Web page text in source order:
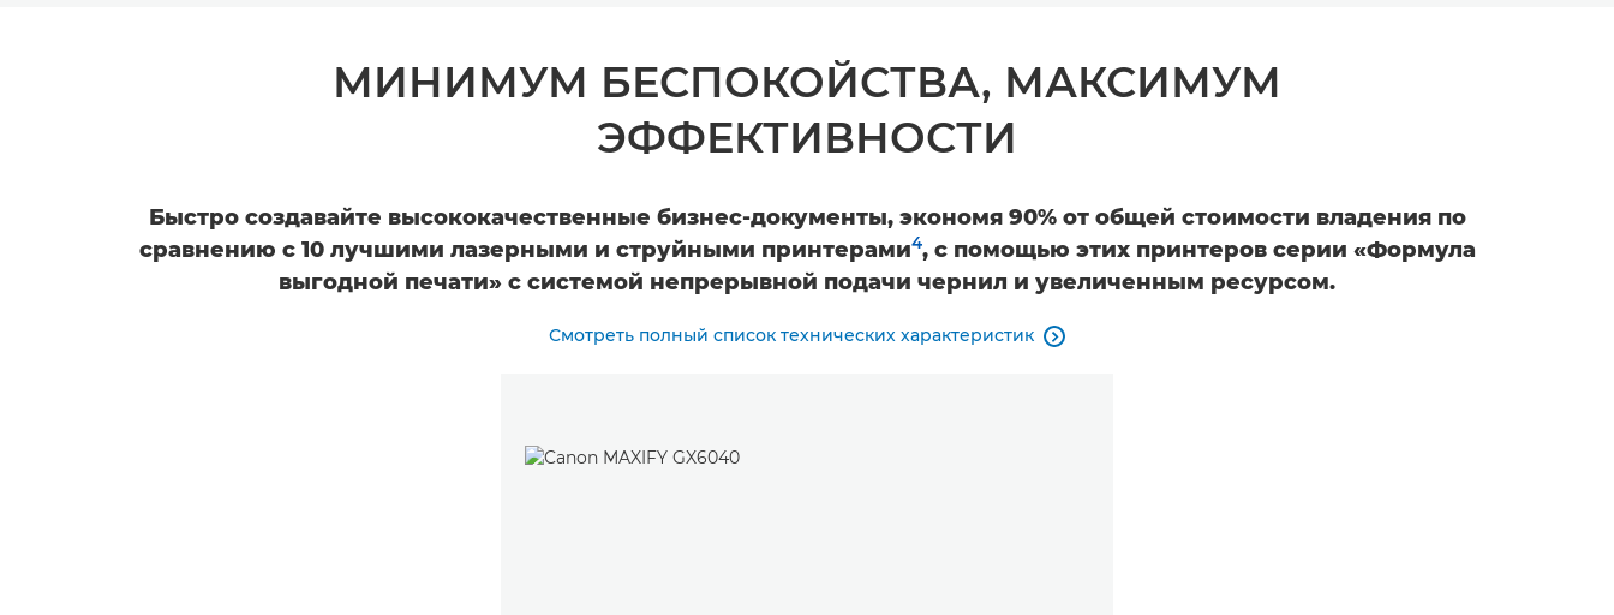
МИНИМУМ БЕСПОКОЙСТВА, МАКСИМУМ
ЭФФЕКТИВНОСТИ
Быстро создавайте высококачественные бизнес-документы, экономя 90% от общей стоимости владения по
сравнению с 10 лучшими лазерными и струйными принтерами4, с помощью этих принтеров серии «Формула
выгодной печати» с системой непрерывной подачи чернил и увеличенным ресурсом.
Смотреть полный список технических характеристик 